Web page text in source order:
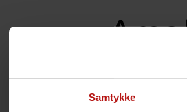
Samtykke